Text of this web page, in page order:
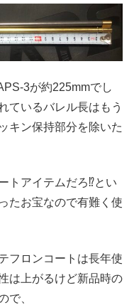
3が約225mmでし
ているバレル長はもう
キン保持部分を除いた
トアイテムだろ⁉︎とい
たお宝なので有難く使
フロンコートは長年使
は上がるけど新品時の
で、